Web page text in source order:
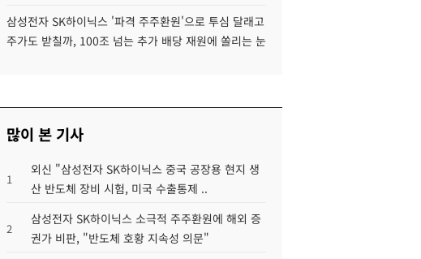
삼성전자 SK하이닉스 '파격 주주환원'으로 투심 달래고
주가도 받칠까, 100조 넘는 추가 배당 재원에 쏠리는 눈
많이 본 기사
1
외신 "삼성전자 SK하이닉스 중국 공장용 현지 생
산 반도체 장비 시험, 미국 수출통제 ..
2
삼성전자 SK하이닉스 소극적 주주환원에 해외 증
권가 비판, "반도체 호황 지속성 의문"